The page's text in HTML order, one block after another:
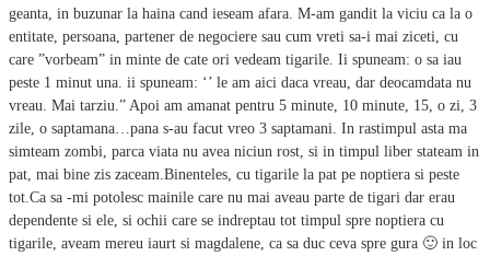
geanta, in buzunar la haina cand ieseam afara. M-am gandit la viciu ca la o
entitate, persoana, partener de negociere sau cum vreti sa-i mai ziceti, cu
care ”vorbeam” in minte de cate ori vedeam tigarile. Ii spuneam: o sa iau
peste 1 minut una. ii spuneam: ‘’ le am aici daca vreau, dar deocamdata nu
vreau. Mai tarziu.” Apoi am amanat pentru 5 minute, 10 minute, 15, o zi, 3
zile, o saptamana…pana s-au facut vreo 3 saptamani. In rastimpul asta ma
simteam zombi, parca viata nu avea niciun rost, si in timpul liber stateam in
pat, mai bine zis zaceam.Binenteles, cu tigarile la pat pe noptiera si peste
tot.Ca sa -mi potolesc mainile care nu mai aveau parte de tigari dar erau
dependente si ele, si ochii care se indreptau tot timpul spre noptiera cu
tigarile, aveam mereu iaurt si magdalene, ca sa duc ceva spre gura 🙂 in loc